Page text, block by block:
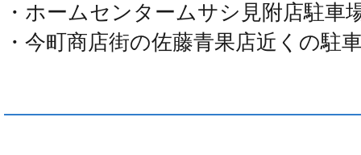
・ホームセンタームサシ見附店駐車
・今町商店街の佐藤青果店近くの駐